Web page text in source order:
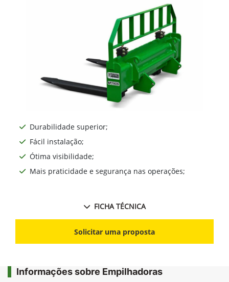
Durabilidade superior;
Fácil instalação;
Ótima visibilidade;
Mais praticidade e segurança nas operações;
FICHA TÉCNICA
Solicitar uma proposta
Informações sobre Empilhadoras